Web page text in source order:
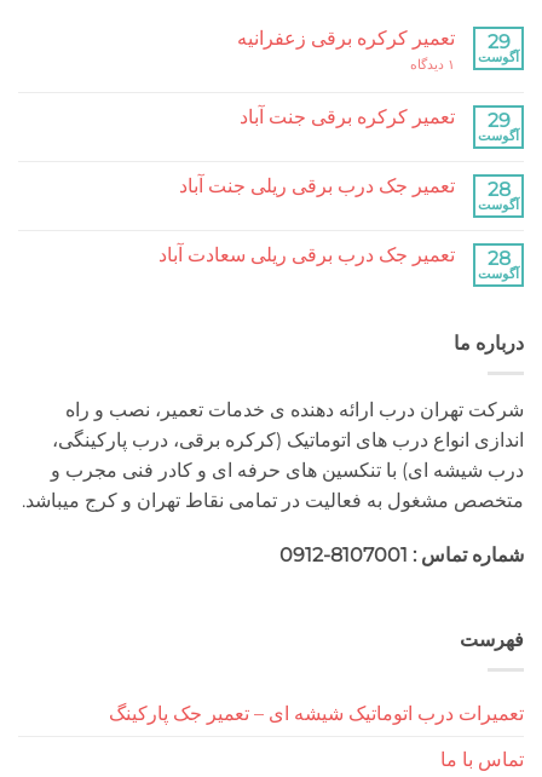
تعمیر کرکره برقی زعفرانیه
۱ دیدگاه
برای
برقی
زعفرانیه
تعمیر کرکره برقی جنت آباد
هیچ
برای
تعمیر
کرکره
برقی
آباد
ثبت
نشده
تعمیر جک درب برقی ریلی جنت آباد
هیچ
برای
تعمیر
جک
درب
جنت
آباد
ثبت
نشده
تعمیر جک درب برقی ریلی سعادت آباد
هیچ
جک
درب
برقی
سعادت
آباد
ما
درب ارائه دهنده ی خدمات تعمیر، نصب و راه
انواع درب های اتوماتیک (کرکره برقی، درب پارکینگی،
ای) با تنکسین های حرفه ای و کادر فنی مجرب و
مشغول به فعالیت در تمامی نقاط تهران و کرج میباشد.
: 8107001-0912
درب اتوماتیک شیشه ای – تعمیر جک پارکینگ
ما